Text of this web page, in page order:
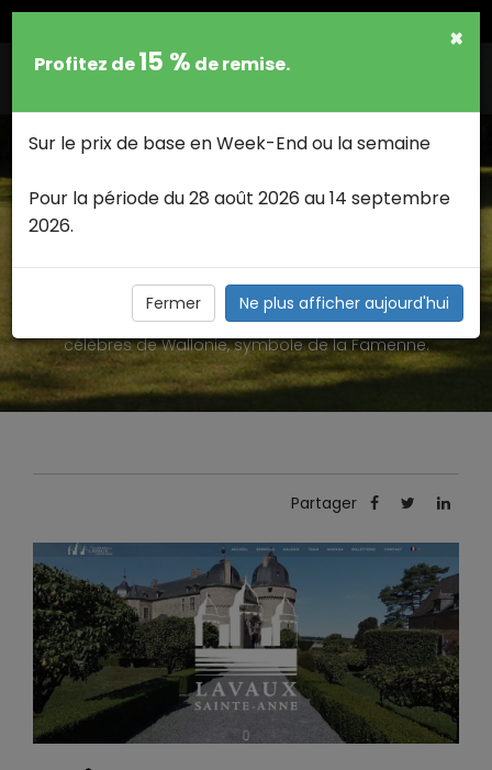
ANNE >
Le château de Lavaux-Saint-Anne, classé au patrimoine
majeur de la région wallonne. Un des édifices les plus
célèbres de Wallonie, symbole de la Famenne.
Partager
×
Profitez de15 % de remise.
Sur le prix de base en Week-End ou la semaine
Pour la période du 28 août 2026 au 14 septembre
2026.
Fermer Ne plus afficher aujourd'hui